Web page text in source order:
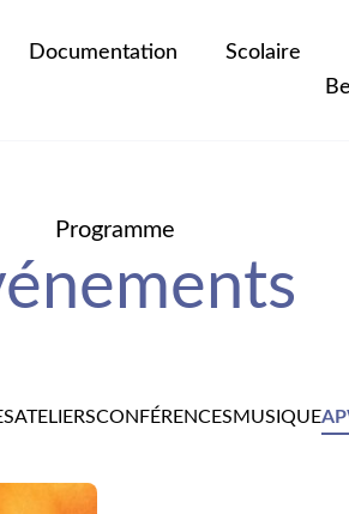
Documentation Scolaire
Programme
ATELIERSCONFÉRENCESMUSIQUE